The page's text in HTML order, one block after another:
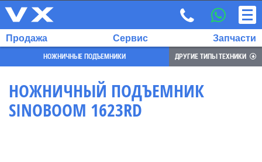
ВЫБРАННЫЙ
Продажа Сервис Запчасти
НОЖНИЧНЫЕ ПОДЪЕМНИКИ ДРУГИЕ ТИПЫ ТЕХНИКИ
НОЖНИЧНЫЙ ПОДЪЕМНИК
SINOBOOM 1623RD